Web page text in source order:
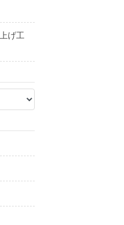
げ工